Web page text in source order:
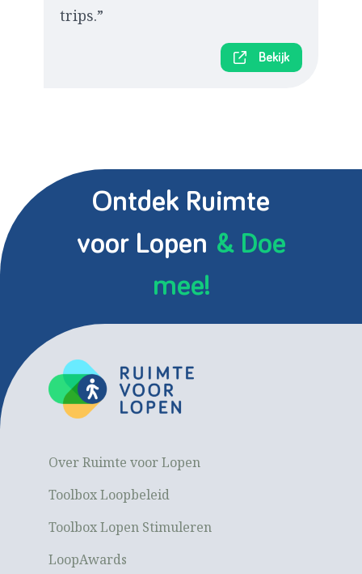
trips.”
Bekijk
Ontdek Ruimte
voor Lopen & Doe
mee!
Over Ruimte voor Lopen
Toolbox Loopbeleid
Toolbox Lopen Stimuleren
LoopAwards